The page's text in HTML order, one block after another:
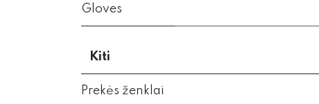
Gloves
Kiti
Prekės ženklai